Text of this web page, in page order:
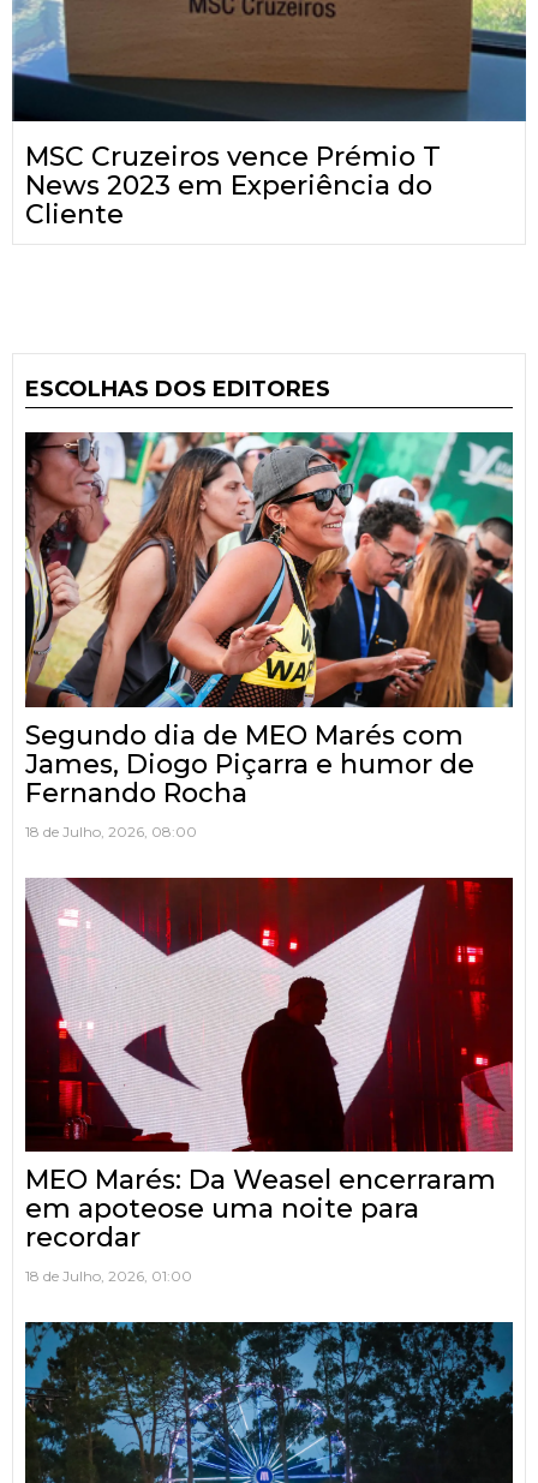
MSC Cruzeiros vence Prémio T
News 2023 em Experiência do
Cliente
ESCOLHAS DOS EDITORES
Segundo dia de MEO Marés com
James, Diogo Piçarra e humor de
Fernando Rocha
18 de Julho, 2026, 08:00
MEO Marés: Da Weasel encerraram
em apoteose uma noite para
recordar
18 de Julho, 2026, 01:00